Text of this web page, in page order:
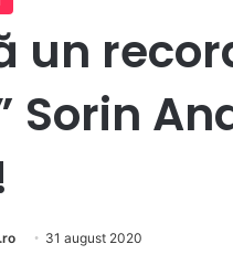
un
Sorin
31 august 2020